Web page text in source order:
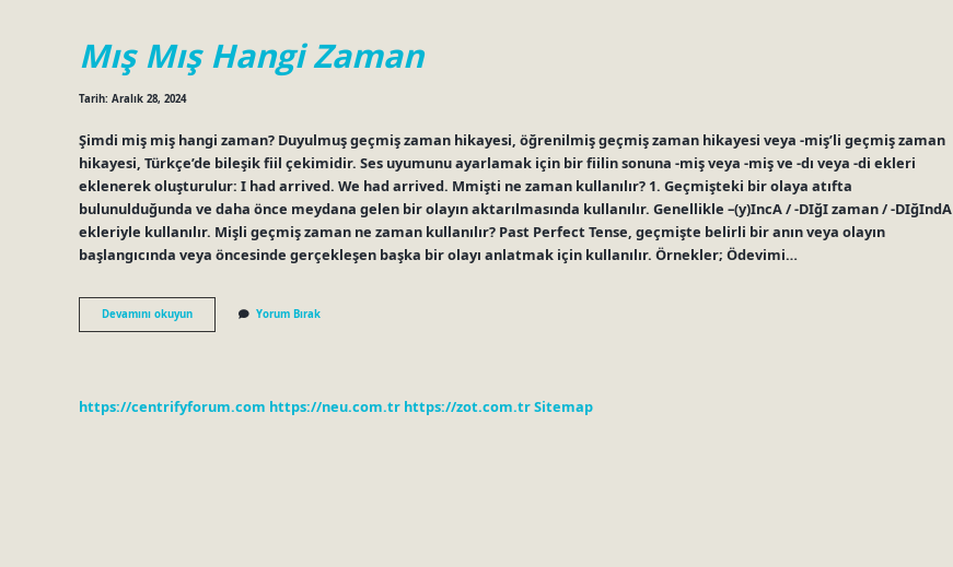
Mış Mış Hangi Zaman
Tarih: Aralık 28, 2024
Şimdi miş miş hangi zaman? Duyulmuş geçmiş zaman hikayesi, öğrenilmiş geçmiş zaman hikayesi veya -miş’li geçmiş zaman
hikayesi, Türkçe’de bileşik fiil çekimidir. Ses uyumunu ayarlamak için bir fiilin sonuna -miş veya -miş ve -dı veya -di ekleri
eklenerek oluşturulur: I had arrived. We had arrived. Mmişti ne zaman kullanılır? 1. Geçmişteki bir olaya atıfta
bulunulduğunda ve daha önce meydana gelen bir olayın aktarılmasında kullanılır. Genellikle –(y)IncA / -DIğI zaman / -DIğIndA
ekleriyle kullanılır. Mişli geçmiş zaman ne zaman kullanılır? Past Perfect Tense, geçmişte belirli bir anın veya olayın
başlangıcında veya öncesinde gerçekleşen başka bir olayı anlatmak için kullanılır. Örnekler; Ödevimi…
Devamını okuyunMış
Mış
Yorum Bırak
https://centrifyforum.com https://neu.com.tr https://zot.com.trSitemap